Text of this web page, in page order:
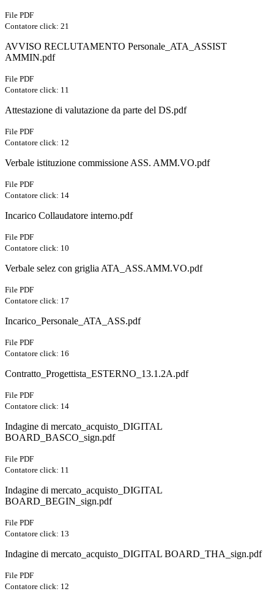
File PDF
Contatore click: 21
AVVISO RECLUTAMENTO Personale_ATA_ASSIST
AMMIN.pdf
File PDF
Contatore click: 11
Attestazione di valutazione da parte del DS.pdf
File PDF
Contatore click: 12
Verbale istituzione commissione ASS. AMM.VO.pdf
File PDF
Contatore click: 14
Incarico Collaudatore interno.pdf
File PDF
Contatore click: 10
Verbale selez con griglia ATA_ASS.AMM.VO.pdf
File PDF
Contatore click: 17
Incarico_Personale_ATA_ASS.pdf
File PDF
Contatore click: 16
Contratto_Progettista_ESTERNO_13.1.2A.pdf
File PDF
Contatore click: 14
Indagine di mercato_acquisto_DIGITAL
BOARD_BASCO_sign.pdf
File PDF
Contatore click: 11
Indagine di mercato_acquisto_DIGITAL
BOARD_BEGIN_sign.pdf
File PDF
Contatore click: 13
Indagine di mercato_acquisto_DIGITAL BOARD_THA_sign.pdf
File PDF
Contatore click: 12